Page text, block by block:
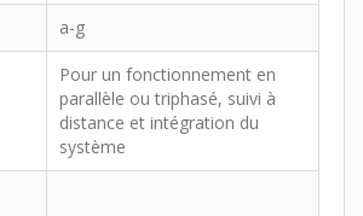
a-g
Pour un fonctionnement en
parallèle ou triphasé, suivi à
distance et intégration du
système